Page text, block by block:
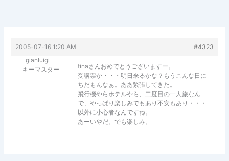
2005-07-16 1:20 AM
#4323
gianluigi
キーマスター
tinaさんおめでとうございますー。
受講票か・・・明日来るかな？もうこんな日に
ちだもんなぁ。ああ緊張してきた。
飛行機やらホテルやら、二度目の一人旅なん
で、やっぱり楽しみでもあり不安もあり・・・
以外に小心者なんですね。
あーいやだ。でも楽しみ。